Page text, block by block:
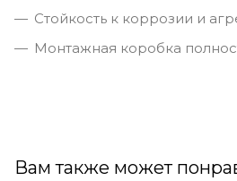
Стойкость к коррозии и
Монтажная коробка
Вам также может